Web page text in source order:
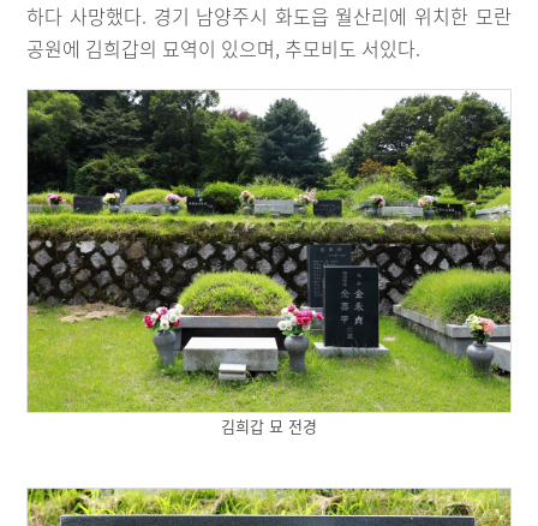
하다 사망했다. 경기 남양주시 화도읍 월산리에 위치한 모란
공원에 김희갑의 묘역이 있으며, 추모비도 서있다.
김희갑 묘 전경